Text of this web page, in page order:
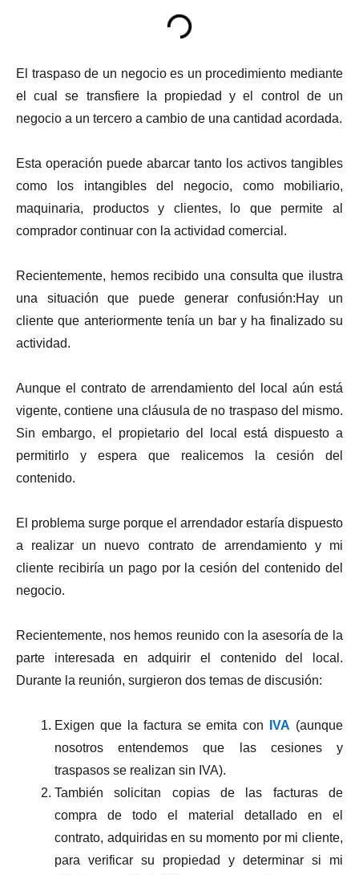
El traspaso de un negocio es un procedimiento mediante
el cual se transfiere la propiedad y el control de un
negocio a un tercero a cambio de una cantidad acordada.
Esta operación puede abarcar tanto los activos tangibles
como los intangibles del negocio, como mobiliario,
maquinaria, productos y clientes, lo que permite al
comprador continuar con la actividad comercial.
Recientemente, hemos recibido una consulta que ilustra
una situación que puede generar confusión:Hay un
cliente que anteriormente tenía un bar y ha finalizado su
actividad.
Aunque el contrato de arrendamiento del local aún está
vigente, contiene una cláusula de no traspaso del mismo.
Sin embargo, el propietario del local está dispuesto a
permitirlo y espera que realicemos la cesión del
contenido.
El problema surge porque el arrendador estaría dispuesto
a realizar un nuevo contrato de arrendamiento y mi
cliente recibiría un pago por la cesión del contenido del
negocio.
Recientemente, nos hemos reunido con la asesoría de la
parte interesada en adquirir el contenido del local.
Durante la reunión, surgieron dos temas de discusión:
Exigen que la factura se emita con IVA (aunque
nosotros entendemos que las cesiones y
traspasos se realizan sin IVA).
También solicitan copias de las facturas de
compra de todo el material detallado en el
contrato, adquiridas en su momento por mi cliente,
para verificar su propiedad y determinar si mi